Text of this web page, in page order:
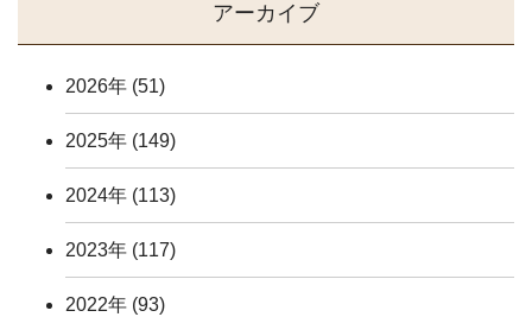
アーカイブ
2026年 (51)
2025年 (149)
2024年 (113)
2023年 (117)
2022年 (93)